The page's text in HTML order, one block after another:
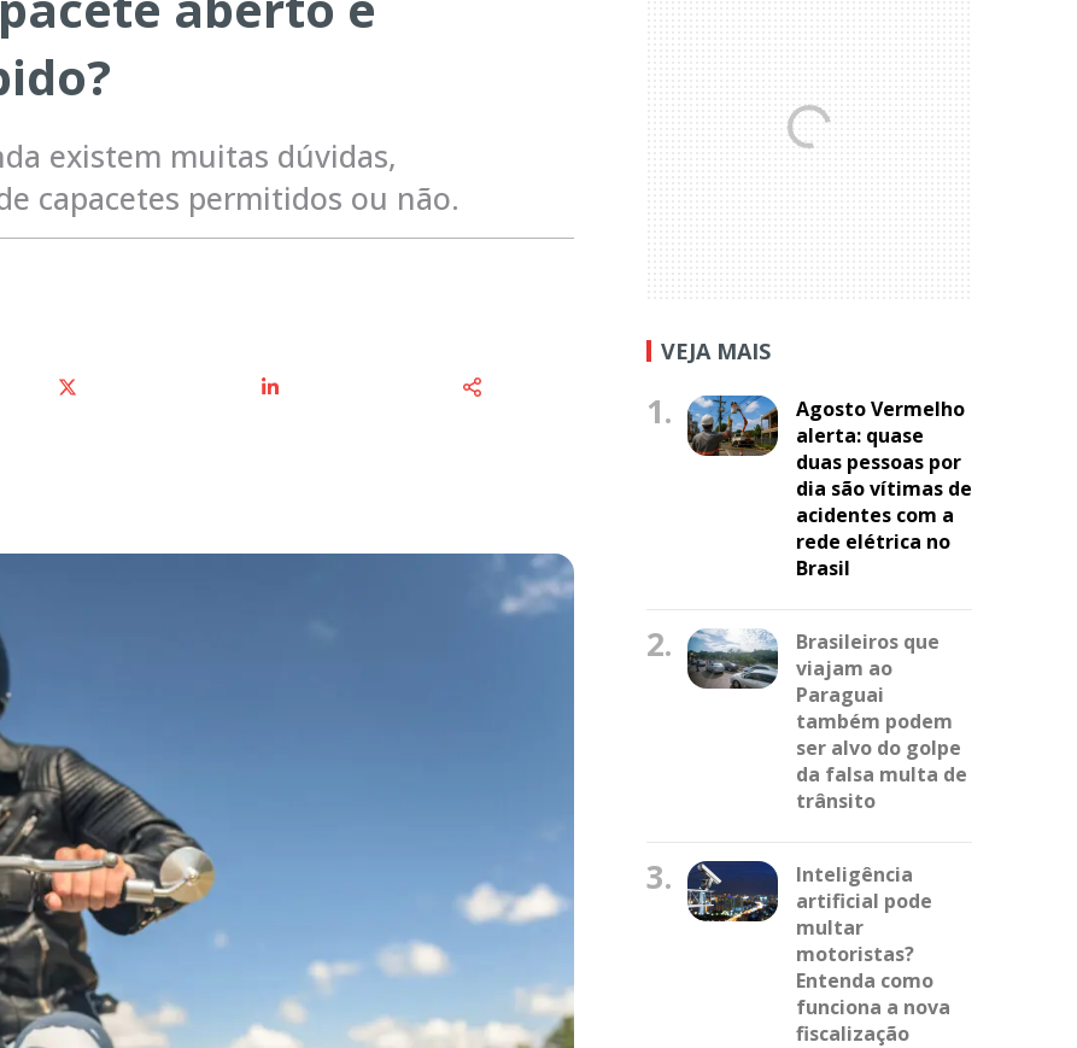
existem muitas dúvidas,
capacetes permitidos ou não.
VEJA MAIS
1.
Agosto Vermelho
alerta: quase
duas pessoas por
dia são vítimas de
acidentes com a
rede elétrica no
Brasil
2.
Brasileiros que
viajam ao
Paraguai
também podem
ser alvo do golpe
da falsa multa de
trânsito
3.
Inteligência
artificial pode
multar
motoristas?
Entenda como
funciona a nova
fiscalização